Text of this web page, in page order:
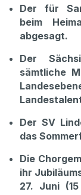
Der für
beim
abgesagt.
Der
sämtliche
Der SV
das
Die
ihr
27. Juni